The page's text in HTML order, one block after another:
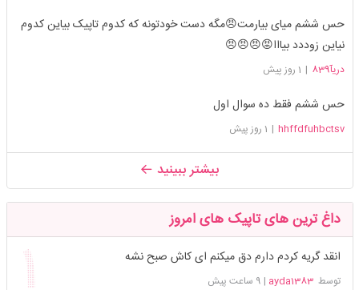
حس ششم میای بیارمت😠مگه دست خودتونه که کدوم تاپیک بیاین کدوم
نیاین زوددد بیااا😡😠😠😠
دریآ839 | 1 روز پیش
حس ششم فقط ده سوال اول
hhffdfuhbctsv
| 1 روز پیش
بیشتر ببینید
داغ ترین های تاپیک های امروز
انقد گریه کردم دارم دق میکنم ای کاش صبح نشه
توسطayda1383
| 9 ساعت پیش